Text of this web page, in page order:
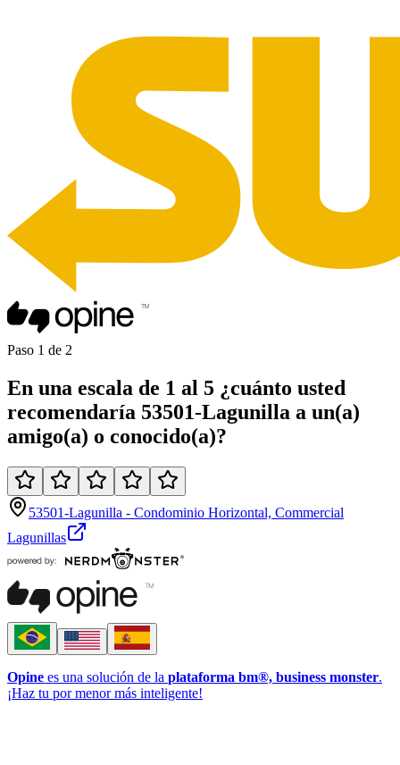
Paso 1 de 2
En una escala de 1 al 5 ¿cuánto usted
recomendaría 53501-Lagunilla a un(a)
amigo(a) o conocido(a)?
53501-Lagunilla - Condominio Horizontal, Commercial
Lagunillas
Opine es una solución de la plataforma bm®, business monster.
¡Haz tu por menor más inteligente!